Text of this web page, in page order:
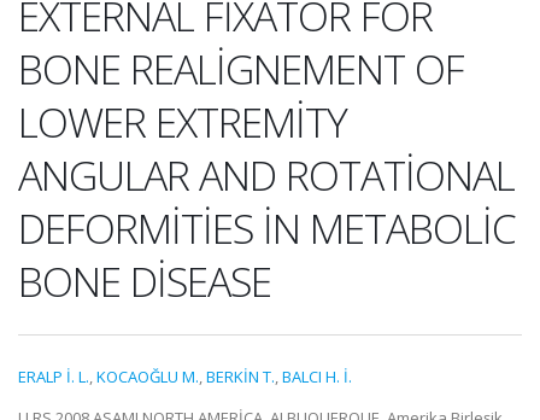
EXTERNAL FİXATOR FOR
BONE REALİGNEMENT OF
LOWER EXTREMİTY
ANGULAR AND ROTATİONAL
DEFORMİTİES İN METABOLİC
BONE DİSEASE
ERALP İ. L.,KOCAOĞLU M.,BERKİN T.,BALCI H. İ.